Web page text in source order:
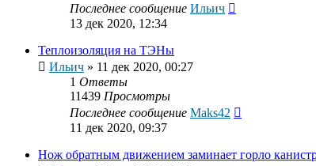
Последнее сообщение Ильич
13 дек 2020, 12:34
Теплоизоляция на ТЭНы
Ильич » 11 дек 2020, 00:27
1 Ответы
11439 Просмотры
Последнее сообщение Maks42
11 дек 2020, 09:37
Нож обратным движением заминает горло